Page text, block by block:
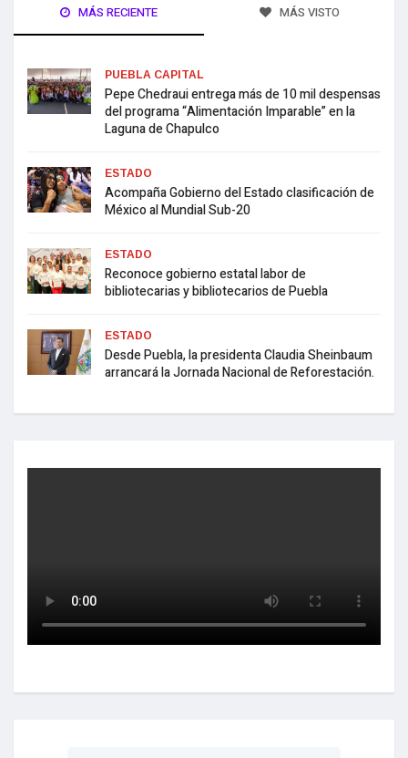
MÁS RECIENTE MÁS VISTO
PUEBLA CAPITAL
Pepe Chedraui entrega más de 10 mil despensas
del programa “Alimentación Imparable” en la
Laguna de Chapulco
ESTADO
Acompaña Gobierno del Estado clasificación de
México al Mundial Sub-20
ESTADO
Reconoce gobierno estatal labor de
bibliotecarias y bibliotecarios de Puebla
ESTADO
Desde Puebla, la presidenta Claudia Sheinbaum
arrancará la Jornada Nacional de Reforestación.